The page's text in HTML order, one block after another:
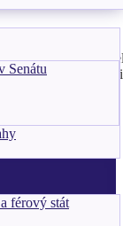
Senátu
férový stát
masivnější
ve